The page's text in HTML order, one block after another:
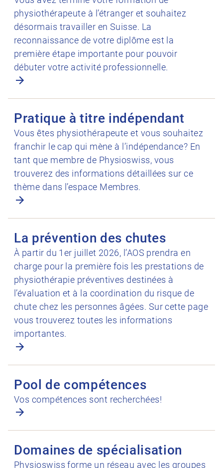
physiothérapeute à l’étranger et souhaitez
désormais travailler en Suisse. La
reconnaissance de votre diplôme est la
première étape importante pour pouvoir
débuter votre activité professionnelle.
Pratique à titre indépendant
Vous êtes physiothérapeute et vous souhaitez
franchir le cap qui mène à l’indépendance? En
tant que membre de Physioswiss, vous
trouverez des informations détaillées sur ce
thème dans l’espace Membres.
La prévention des chutes
À partir du 1er juillet 2026, l’AOS prendra en
charge pour la première fois les prestations de
physiothérapie préventives destinées à
l’évaluation et à la coordination du risque de
chute chez les personnes âgées. Sur cette page
vous trouverez toutes les informations
importantes.
Pool de compétences
Vos compétences sont recherchées!
Domaines de spécialisation
Physioswiss forme un réseau avec les groupes